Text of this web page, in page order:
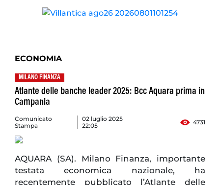
ECONOMIA
MILANO FINANZA
Atlante delle banche leader 2025: Bcc Aquara prima in
Campania
Comunicato
Stampa
02 luglio 2025
22:05
4731
AQUARA (SA). Milano Finanza, importante
testata economica nazionale, ha
recentemente pubblicato l’Atlante delle